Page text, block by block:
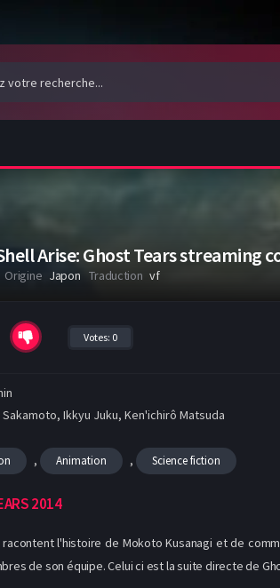
Arise: Ghost Tears streaming
Origine Japon Traduction vf
Votes: 0
Sakamoto, Ikkyu Juku, Ken'ichirô Matsuda
, Animation , Science fiction
2014
l'histoire de Mokoto Kusanagi et de
de son équipe. Celui ci est la suite directe de